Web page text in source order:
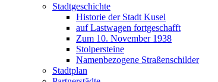
Stadtgeschichte
Historie der Stadt Kusel
auf Lastwagen fortgeschafft
Zum 10. November 1938
Stolpersteine
Namenbezogene Straßenschilder
Stadtplan